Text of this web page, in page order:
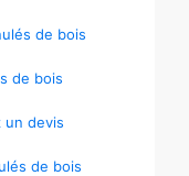
de bois
de bois
un devis
de bois